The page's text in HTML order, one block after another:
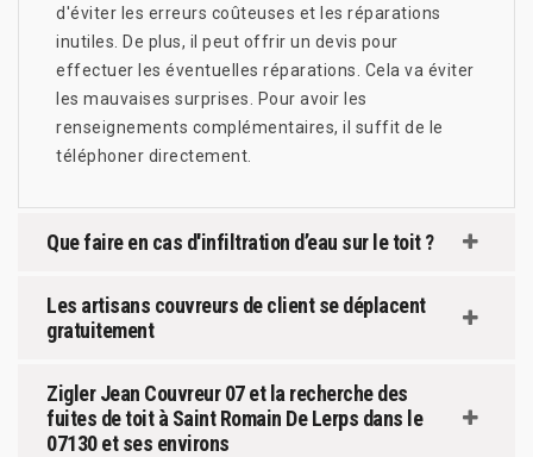
d'éviter les erreurs coûteuses et les réparations
inutiles. De plus, il peut offrir un devis pour
effectuer les éventuelles réparations. Cela va éviter
les mauvaises surprises. Pour avoir les
renseignements complémentaires, il suffit de le
téléphoner directement.
Que faire en cas d'infiltration d’eau sur le toit ?
Les artisans couvreurs de client se déplacent
gratuitement
Zigler Jean Couvreur 07 et la recherche des
fuites de toit à Saint Romain De Lerps dans le
07130 et ses environs